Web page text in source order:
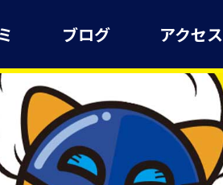
ブログ アクセス